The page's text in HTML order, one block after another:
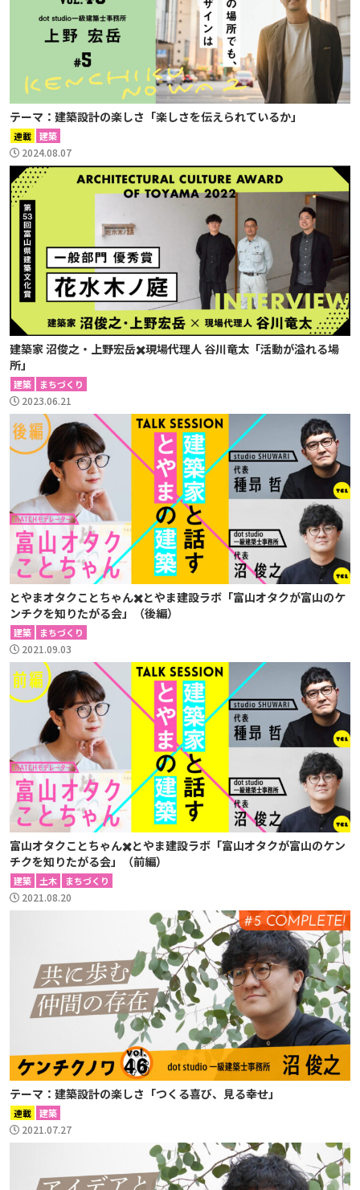
テーマ：建築設計の楽しさ「楽しさを伝えられているか」
連載 建築
2024.08.07
建築家 沼俊之・上野宏岳✖️現場代理人 谷川竜太「活動が溢れる場
所」
建築 まちづくり
2023.06.21
とやまオタクことちゃん✖️とやま建設ラボ「富山オタクが富山のケ
ンチクを知りたがる会」（後編）
建築 まちづくり
2021.09.03
富山オタクことちゃん✖️とやま建設ラボ「富山オタクが富山のケン
チクを知りたがる会」（前編）
建築 土木 まちづくり
2021.08.20
テーマ：建築設計の楽しさ「つくる喜び、見る幸せ」
連載 建築
2021.07.27